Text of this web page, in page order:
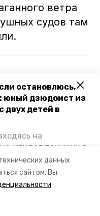
данных
сайтом, Вы
остановлюсь,
юный дзюдоист из
двух детей в
на
увидел тонущих в
на помощь. По
мальчика
края и
пообщался
ветра
судов там
вернули на
багажника
Минводы
самолёты из